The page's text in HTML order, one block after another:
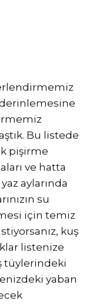
Bu listede
pişirme
ve hatta
aylarında
su
için temiz
kuş
listenize
tüylerindeki
yaban